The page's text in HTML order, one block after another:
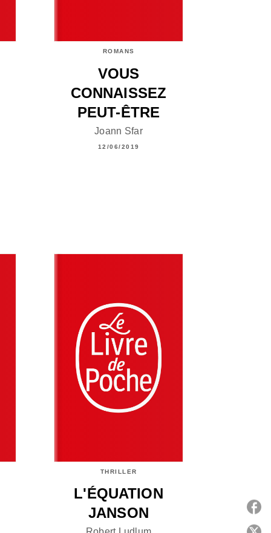
ROMANS
VOUS
CONNAISSEZ
PEUT-ÊTRE
Joann Sfar
12/06/2019
THRILLER
L'ÉQUATION
JANSON